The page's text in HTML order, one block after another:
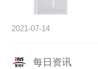
2021-07-14
每日资讯